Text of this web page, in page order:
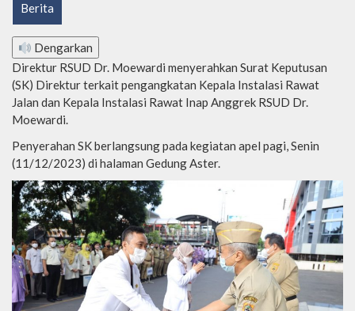
Berita
Dengarkan
Direktur RSUD Dr. Moewardi menyerahkan Surat Keputusan
(SK) Direktur terkait pengangkatan Kepala Instalasi Rawat
Jalan dan Kepala Instalasi Rawat Inap Anggrek RSUD Dr.
Moewardi.
Penyerahan SK berlangsung pada kegiatan apel pagi, Senin
(11/12/2023) di halaman Gedung Aster.